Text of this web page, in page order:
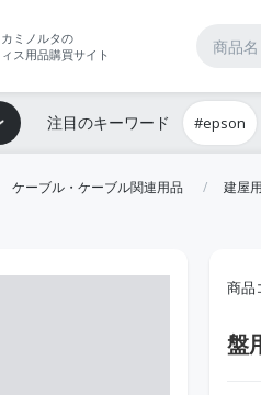
ミノルタの
ス用品購買サイト
注目のキーワード #epson
ケーブル・ケーブル関連用品 建屋
商品
盤